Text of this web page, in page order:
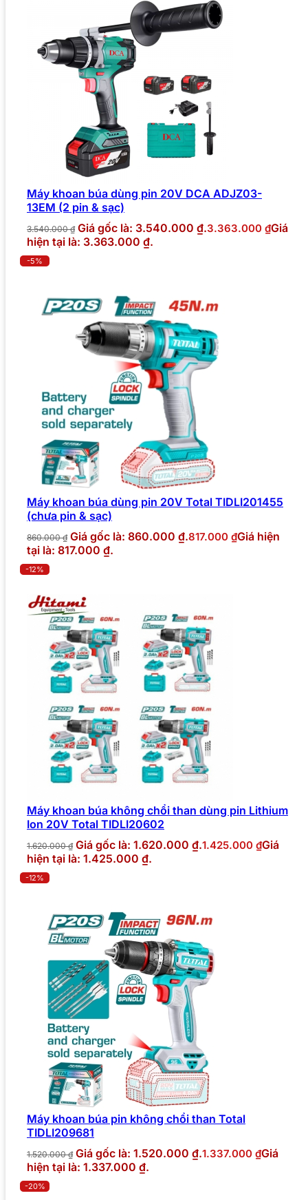
Máy khoan búa dùng pin 20V DCA ADJZ03-
13EM (2 pin & sạc)
3.540.000₫ Giá gốc là: 3.540.000 ₫.3.363.000 ₫Giá
hiện tại là: 3.363.000 ₫.
-5%
Máy khoan búa dùng pin 20V Total TIDLI201455
(chưa pin & sạc)
860.000₫ Giá gốc là: 860.000 ₫.817.000 ₫Giá hiện
tại là: 817.000 ₫.
-12%
Máy khoan búa không chổi than dùng pin Lithium
Ion 20V Total TIDLI20602
1.620.000₫ Giá gốc là: 1.620.000 ₫.1.425.000 ₫Giá
hiện tại là: 1.425.000 ₫.
-12%
Máy khoan búa pin không chổi than Total
TIDLI209681
1.520.000₫ Giá gốc là: 1.520.000 ₫.1.337.000 ₫Giá
hiện tại là: 1.337.000 ₫.
-20%